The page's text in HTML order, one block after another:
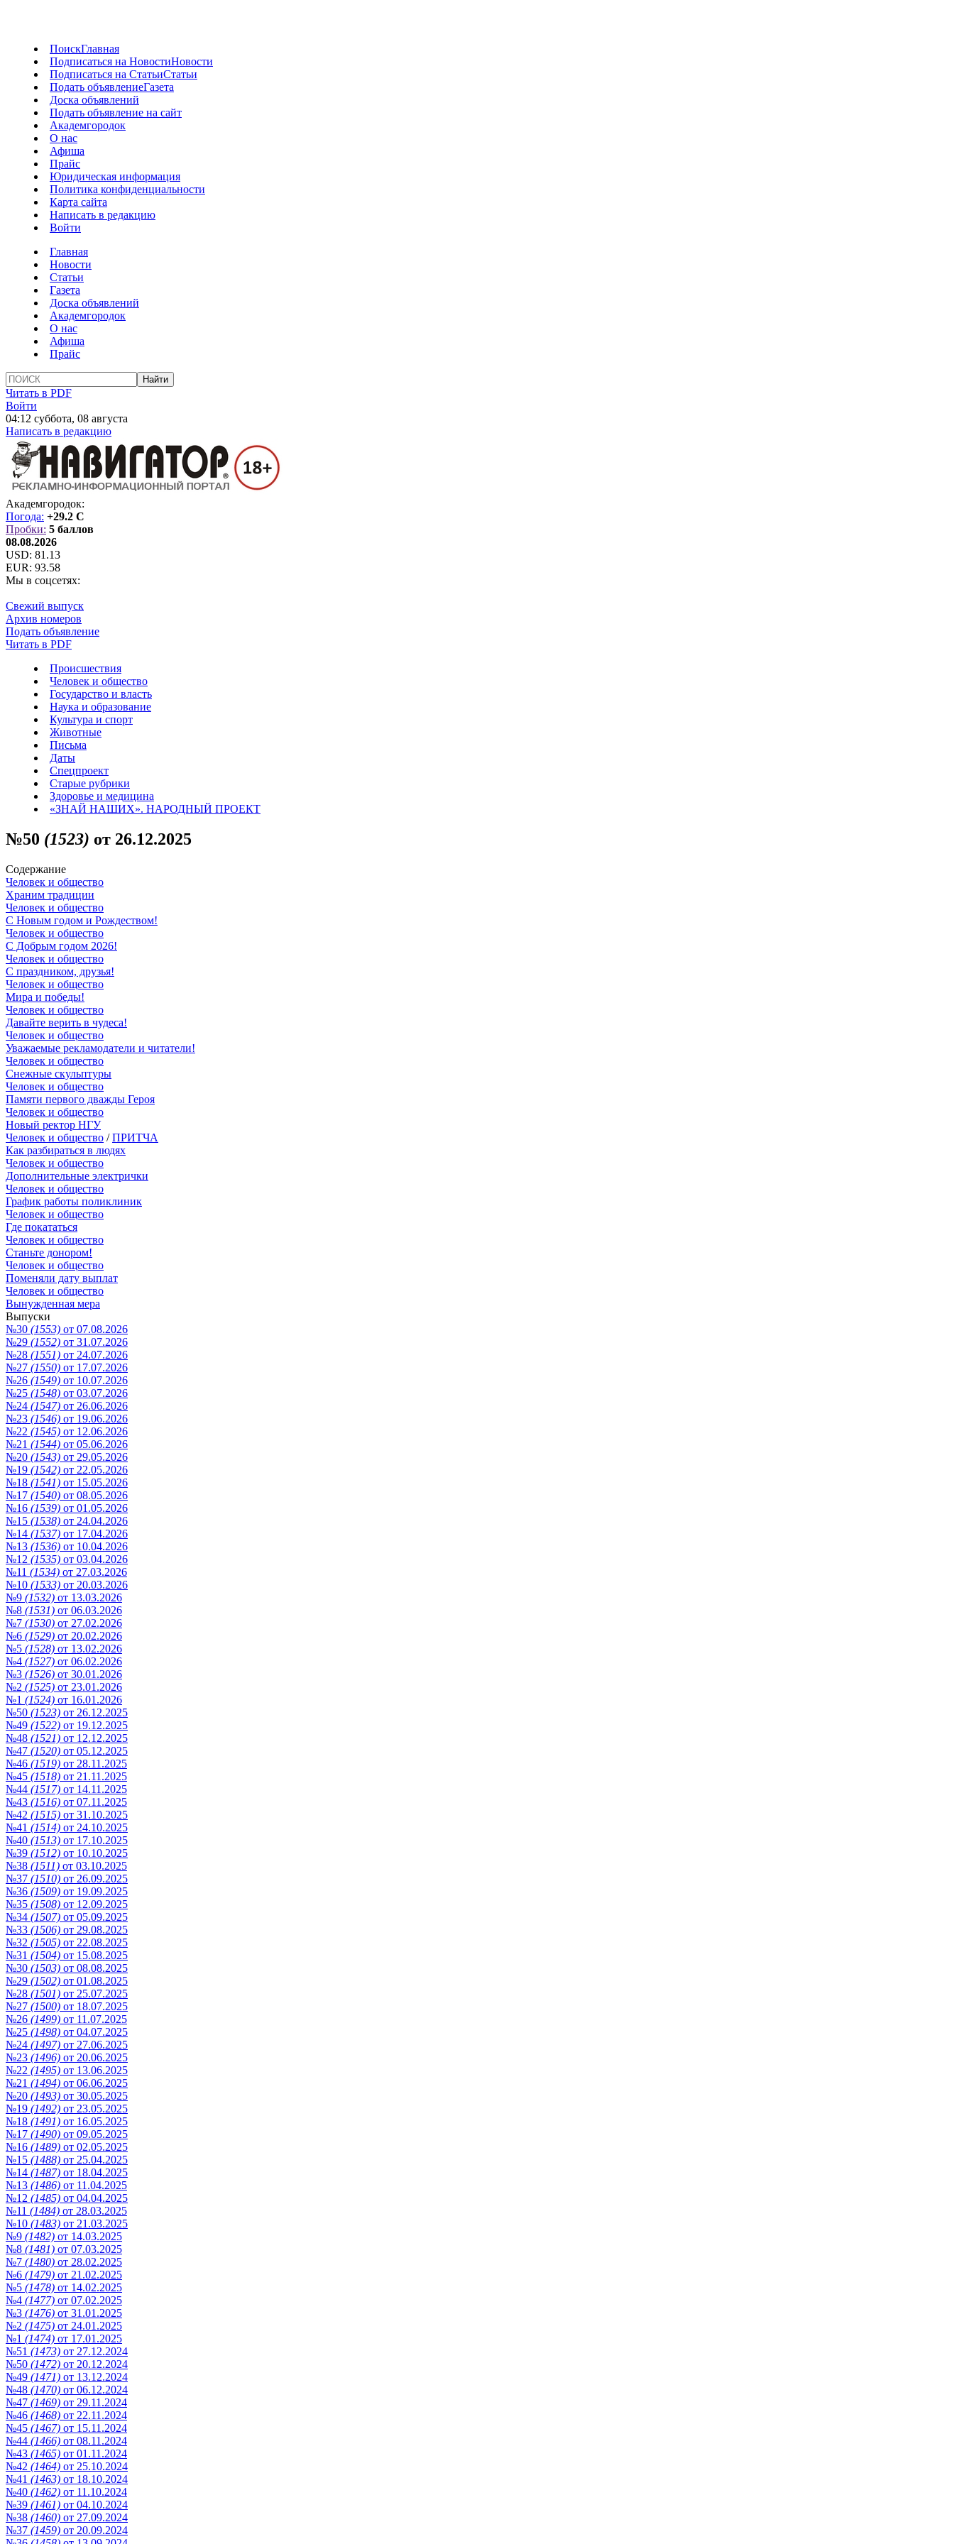
ПоискГлавная
Подписаться на НовостиНовости
Подписаться на СтатьиСтатьи
Подать объявлениеГазета
Доска объявлений
Подать объявление на сайт
Академгородок
О нас
Афиша
Прайс
Юридическая информация
Политика конфиденциальности
Карта сайта
Написать в редакцию
Войти
Главная
Новости
Статьи
Газета
Доска объявлений
Академгородок
О нас
Афиша
Прайс
Читать в PDF
Войти
04:12 суббота, 08 августа
Написать в редакцию
Академгородок:
Погода: +29.2 C
Пробки: 5 баллов
08.08.2026
USD: 81.13
EUR: 93.58
Мы в соцсетях:
Свежий выпуск
Архив номеров
Подать объявление
Читать в PDF
Происшествия
Человек и общество
Государство и власть
Наука и образование
Культура и спорт
Животные
Письма
Даты
Спецпроект
Старые рубрики
Здоровье и медицина
«ЗНАЙ НАШИХ». НАРОДНЫЙ ПРОЕКТ
№50 (1523) от 26.12.2025
Содержание
Человек и общество
Храним традиции
Человек и общество
С Новым годом и Рождеством!
Человек и общество
С Добрым годом 2026!
Человек и общество
С праздником, друзья!
Человек и общество
Мира и победы!
Человек и общество
Давайте верить в чудеса!
Человек и общество
Уважаемые рекламодатели и читатели!
Человек и общество
Снежные скульптуры
Человек и общество
Памяти первого дважды Героя
Человек и общество
Новый ректор НГУ
Человек и общество /ПРИТЧА
Как разбираться в людях
Человек и общество
Дополнительные электрички
Человек и общество
График работы поликлиник
Человек и общество
Где покататься
Человек и общество
Станьте донором!
Человек и общество
Поменяли дату выплат
Человек и общество
Вынужденная мера
Выпуски
№30 (1553) от 07.08.2026
№29 (1552) от 31.07.2026
№28 (1551) от 24.07.2026
№27 (1550) от 17.07.2026
№26 (1549) от 10.07.2026
№25 (1548) от 03.07.2026
№24 (1547) от 26.06.2026
№23 (1546) от 19.06.2026
№22 (1545) от 12.06.2026
№21 (1544) от 05.06.2026
№20 (1543) от 29.05.2026
№19 (1542) от 22.05.2026
№18 (1541) от 15.05.2026
№17 (1540) от 08.05.2026
№16 (1539) от 01.05.2026
№15 (1538) от 24.04.2026
№14 (1537) от 17.04.2026
№13 (1536) от 10.04.2026
№12 (1535) от 03.04.2026
№11 (1534) от 27.03.2026
№10 (1533) от 20.03.2026
№9 (1532) от 13.03.2026
№8 (1531) от 06.03.2026
№7 (1530) от 27.02.2026
№6 (1529) от 20.02.2026
№5 (1528) от 13.02.2026
№4 (1527) от 06.02.2026
№3 (1526) от 30.01.2026
№2 (1525) от 23.01.2026
№1 (1524) от 16.01.2026
№50 (1523) от 26.12.2025
№49 (1522) от 19.12.2025
№48 (1521) от 12.12.2025
№47 (1520) от 05.12.2025
№46 (1519) от 28.11.2025
№45 (1518) от 21.11.2025
№44 (1517) от 14.11.2025
№43 (1516) от 07.11.2025
№42 (1515) от 31.10.2025
№41 (1514) от 24.10.2025
№40 (1513) от 17.10.2025
№39 (1512) от 10.10.2025
№38 (1511) от 03.10.2025
№37 (1510) от 26.09.2025
№36 (1509) от 19.09.2025
№35 (1508) от 12.09.2025
№34 (1507) от 05.09.2025
№33 (1506) от 29.08.2025
№32 (1505) от 22.08.2025
№31 (1504) от 15.08.2025
№30 (1503) от 08.08.2025
№29 (1502) от 01.08.2025
№28 (1501) от 25.07.2025
№27 (1500) от 18.07.2025
№26 (1499) от 11.07.2025
№25 (1498) от 04.07.2025
№24 (1497) от 27.06.2025
№23 (1496) от 20.06.2025
№22 (1495) от 13.06.2025
№21 (1494) от 06.06.2025
№20 (1493) от 30.05.2025
№19 (1492) от 23.05.2025
№18 (1491) от 16.05.2025
№17 (1490) от 09.05.2025
№16 (1489) от 02.05.2025
№15 (1488) от 25.04.2025
№14 (1487) от 18.04.2025
№13 (1486) от 11.04.2025
№12 (1485) от 04.04.2025
№11 (1484) от 28.03.2025
№10 (1483) от 21.03.2025
№9 (1482) от 14.03.2025
№8 (1481) от 07.03.2025
№7 (1480) от 28.02.2025
№6 (1479) от 21.02.2025
№5 (1478) от 14.02.2025
№4 (1477) от 07.02.2025
№3 (1476) от 31.01.2025
№2 (1475) от 24.01.2025
№1 (1474) от 17.01.2025
№51 (1473) от 27.12.2024
№50 (1472) от 20.12.2024
№49 (1471) от 13.12.2024
№48 (1470) от 06.12.2024
№47 (1469) от 29.11.2024
№46 (1468) от 22.11.2024
№45 (1467) от 15.11.2024
№44 (1466) от 08.11.2024
№43 (1465) от 01.11.2024
№42 (1464) от 25.10.2024
№41 (1463) от 18.10.2024
№40 (1462) от 11.10.2024
№39 (1461) от 04.10.2024
№38 (1460) от 27.09.2024
№37 (1459) от 20.09.2024